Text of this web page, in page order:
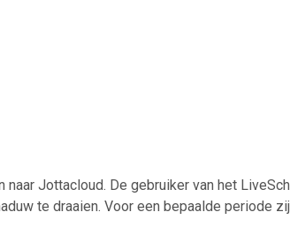
Jottacloud. De gebruiker van het
te draaien. Voor een bepaalde periode